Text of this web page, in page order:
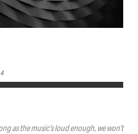
as the music’s loud enough, we won’t